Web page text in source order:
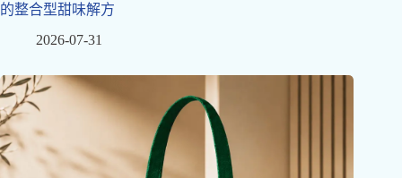
的整合型甜味解方
2026-07-31